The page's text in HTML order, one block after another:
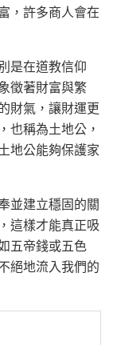
，許多商人會在
是在道教信仰
徵著財富與繁
財氣，讓財運更
也稱為土地公，
地公能夠保護家
並建立穩固的關
這樣才能真正吸
五帝錢或五色
絕地流入我們的